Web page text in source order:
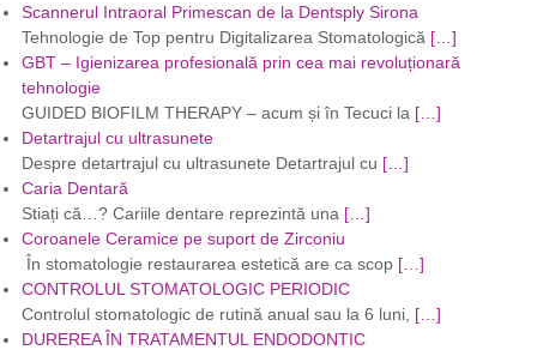
Scannerul Intraoral Primescan de la Dentsply Sirona
Tehnologie de Top pentru Digitalizarea Stomatologică […]
GBT – Igienizarea profesională prin cea mai revoluționară
tehnologie
GUIDED BIOFILM THERAPY – acum și în Tecuci la […]
Detartrajul cu ultrasunete
Despre detartrajul cu ultrasunete Detartrajul cu […]
Caria Dentară
Stiați că…? Cariile dentare reprezintă una […]
Coroanele Ceramice pe suport de Zirconiu
În stomatologie restaurarea estetică are ca scop […]
CONTROLUL STOMATOLOGIC PERIODIC
Controlul stomatologic de rutină anual sau la 6 luni, […]
DUREREA ÎN TRATAMENTUL ENDODONTIC